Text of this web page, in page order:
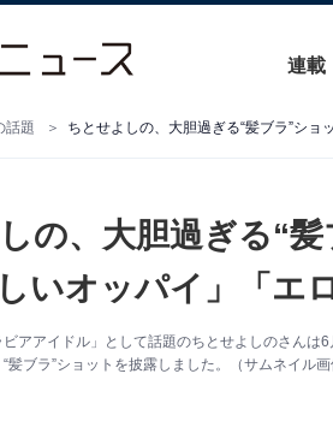
連載
話題 ちとせよしの、大胆過ぎる“髪ブラ”ショ
の、大胆過ぎる“髪
いオッパイ」「エ
ビアアイドル」として話題のちとせよしのさん
髪ブラ”ショットを披露しました。（サムネイル